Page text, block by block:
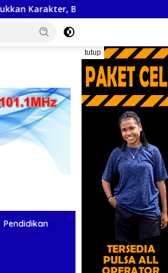
dan Prestasi Anak NTT
tutup
Pendidikan